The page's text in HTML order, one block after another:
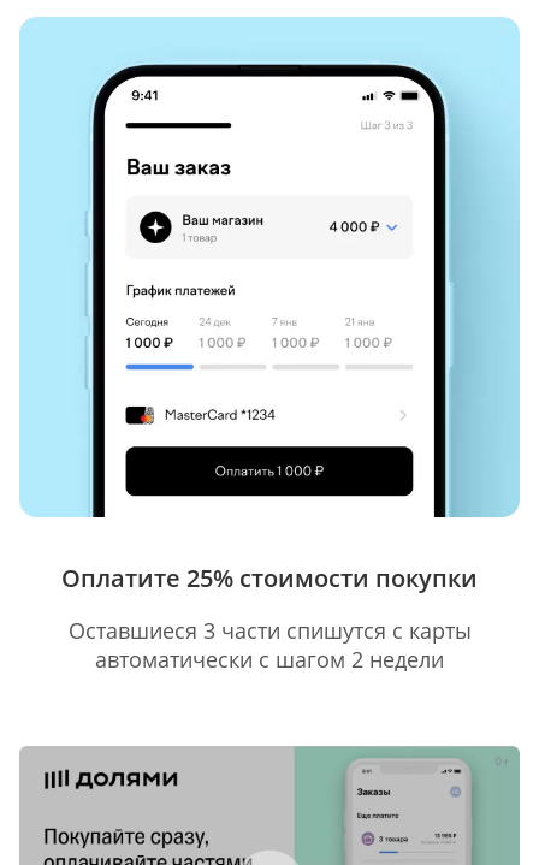
Оплатите 25% стоимости покупки
Оставшиеся 3 части спишутся с карты
автоматически с шагом 2 недели